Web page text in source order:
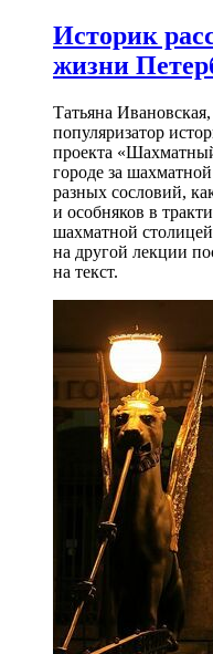
Историк
жизни
Татьяна
популяризатор
проекта
городе за
разных сословий,
и особняков в
шахматной
на другой лекции
на текст.